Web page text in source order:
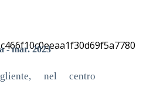
- mar. 2023
nel centro